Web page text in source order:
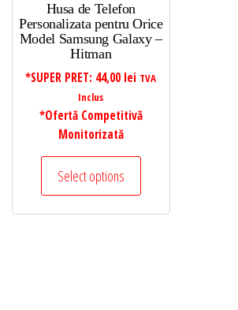
Husa de Telefon
Personalizata pentru Orice
Model Samsung Galaxy –
Hitman
*SUPER PRET: 44,00 lei TVA
Inclus
*Ofertă Competitivă
Monitorizată
Select options